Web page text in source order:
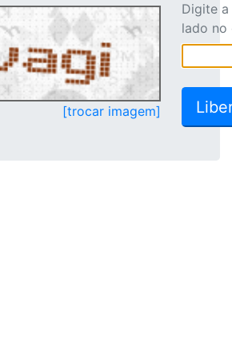
[trocar imagem]
Digite
lado no